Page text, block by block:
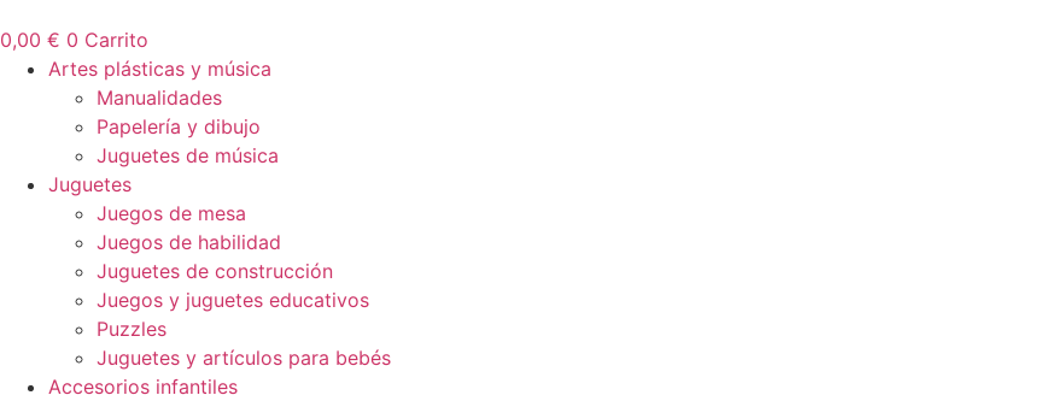
0,00 € 0 Carrito
Artes plásticas y música
Manualidades
Papelería y dibujo
Juguetes de música
Juguetes
Juegos de mesa
Juegos de habilidad
Juguetes de construcción
Juegos y juguetes educativos
Puzzles
Juguetes y artículos para bebés
Accesorios infantiles